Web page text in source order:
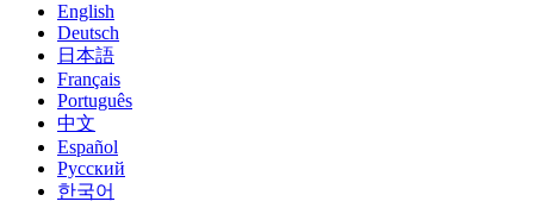
Collaboration
Collaborez et itérez rapidement avec votre équipe
Télécharger Unity
Offres et tarifs
Déployez
Multiplateforme
Formation immersive
Entraînez-vous dans des environnements immersifs
Expériences client
Créez des expériences interactives 3D
Secteurs
Fabrication
Outils de développement
Versions de publication et suivi des problèmes
Feuille de route
Examiner les fonctionnalités à venir
Glossaire
Événements
Événements mondiaux et locaux
Histoires de la communauté
Made with Unity
Mise en avant des créateurs Unity
Formation professionnelle
Améliorez votre équipe avec des formateurs Unity
Vous découvrez Unity ?
Démarrer
Démarrez votre apprentissage
Parcours essentiels Unity
Plans de succès
Atteignez vos objectifs plus rapidement avec un support expert
FAQ
Réponses aux questions courantes
Contactez-nous.
Connectez-vous avec notre équipe
English
Deutsch
日本語
Français
Português
中文
Español
Русский
한국어